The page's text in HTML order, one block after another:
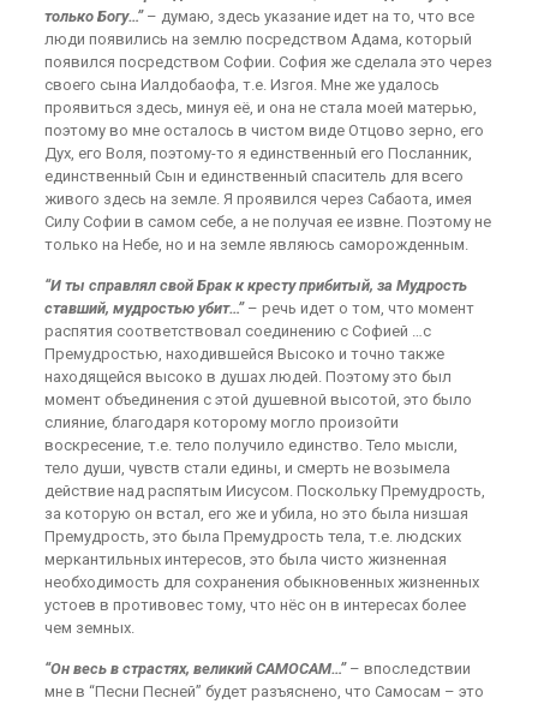
только Богу…”– думаю, здесь указание идет на то, что все
люди появились на землю посредством Адама, который
появился посредством Софии. София же сделала это через
своего сына Иалдобаофа, т.е. Изгоя. Мне же удалось
проявиться здесь, минуя её, и она не стала моей матерью,
поэтому во мне осталось в чистом виде Отцово зерно, его
Дух, его Воля, поэтому-то я единственный его Посланник,
единственный Сын и единственный спаситель для всего
живого здесь на земле. Я проявился через Сабаота, имея
Силу Софии в самом себе, а не получая ее извне. Поэтому не
только на Небе, но и на земле являюсь саморожденным.
“И ты справлял свой Брак к кресту прибитый, за Мудрость
ставший, мудростью убит…”– речь идет о том, что момент
распятия соответствовал соединению с Софией …с
Премудростью, находившейся Высоко и точно также
находящейся высоко в душах людей. Поэтому это был
момент объединения с этой душевной высотой, это было
слияние, благодаря которому могло произойти
воскресение, т.е. тело получило единство. Тело мысли,
тело души, чувств стали едины, и смерть не возымела
действие над распятым Иисусом. Поскольку Премудрость,
за которую он встал, его же и убила, но это была низшая
Премудрость, это была Премудрость тела, т.е. людских
меркантильных интересов, это была чисто жизненная
необходимость для сохранения обыкновенных жизненных
устоев в противовес тому, что нёс он в интересах более
чем земных.
“Он весь в страстях, великий САМОСАМ…”– впоследствии
мне в “Песни Песней” будет разъяснено, что Самосам – это